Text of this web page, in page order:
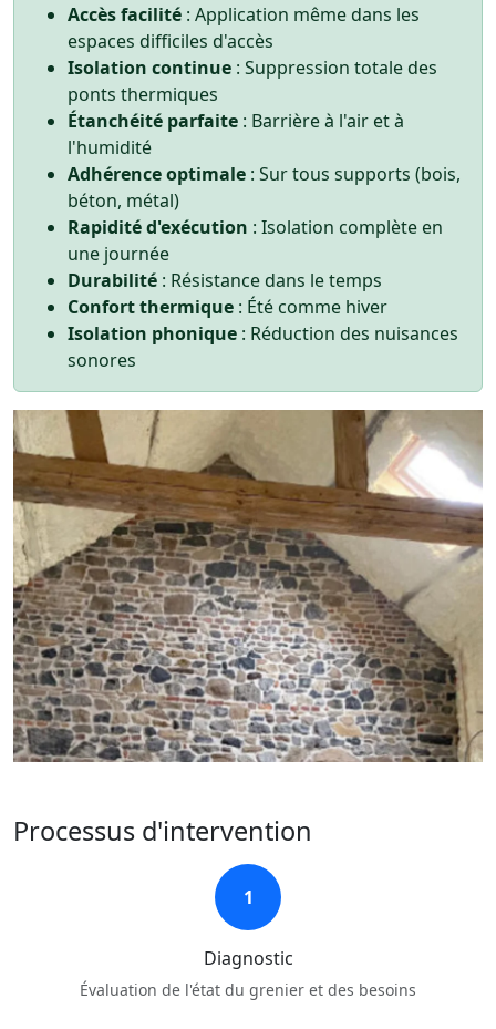
Accès facilité : Application même dans les
espaces difficiles d'accès
Isolation continue : Suppression totale des
ponts thermiques
Étanchéité parfaite : Barrière à l'air et à
l'humidité
Adhérence optimale : Sur tous supports (bois,
béton, métal)
Rapidité d'exécution : Isolation complète en
une journée
Durabilité : Résistance dans le temps
Confort thermique : Été comme hiver
Isolation phonique : Réduction des nuisances
sonores
Processus d'intervention
1
Diagnostic
Évaluation de l'état du grenier et des besoins